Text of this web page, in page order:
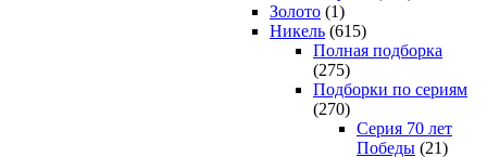
Золото (1)
Никель (615)
Полная подборка
(275)
Подборки по сериям
(270)
Серия 70 лет
Победы (21)